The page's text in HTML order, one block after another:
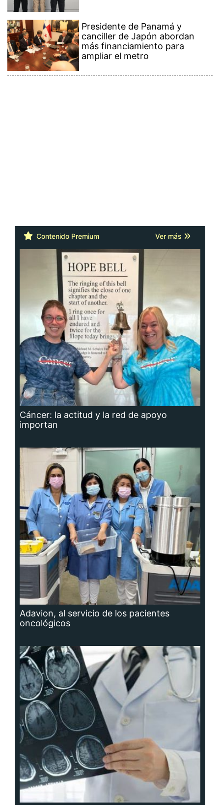
Presidente de Panamá y
canciller de Japón abordan
más financiamiento para
ampliar el metro
Contenido Premium Ver más
Cáncer: la actitud y la red de apoyo
importan
Adavion, al servicio de los pacientes
oncológicos